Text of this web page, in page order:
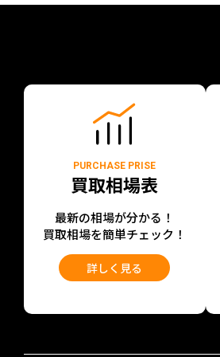
PURCHASE PRISE
買取相場表
最新の相場が分かる！
買取相場を簡単チェック！
詳しく見る